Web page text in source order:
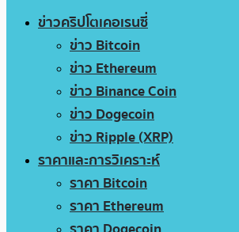
ข่าวคริปโตเคอเรนซี่
ข่าว Bitcoin
ข่าว Ethereum
ข่าว Binance Coin
ข่าว Dogecoin
ข่าว Ripple (XRP)
ราคาและการวิเคราะห์
ราคา Bitcoin
ราคา Ethereum